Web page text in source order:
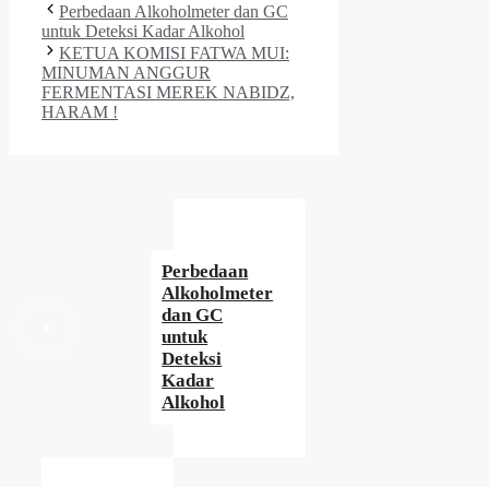
Perbedaan Alkoholmeter dan GC
untuk Deteksi Kadar Alkohol
KETUA KOMISI FATWA MUI:
MINUMAN ANGGUR
FERMENTASI MEREK NABIDZ,
HARAM !
Perbedaan
Alkoholmeter
dan GC
untuk
Deteksi
Kadar
Alkohol